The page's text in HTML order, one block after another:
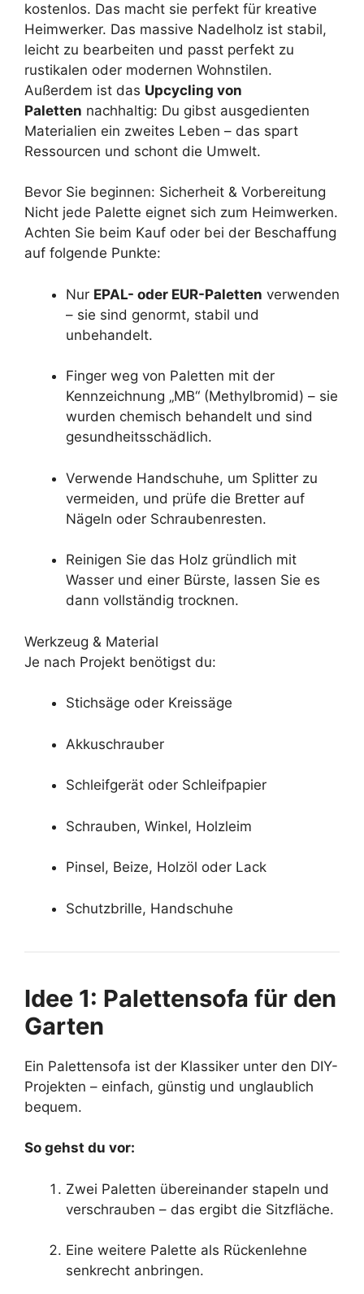
kostenlos. Das macht sie perfekt für kreative
Heimwerker. Das massive Nadelholz ist stabil,
leicht zu bearbeiten und passt perfekt zu
rustikalen oder modernen Wohnstilen.
Außerdem ist das Upcycling von
Paletten nachhaltig: Du gibst ausgedienten
Materialien ein zweites Leben – das spart
Ressourcen und schont die Umwelt.
Bevor Sie beginnen: Sicherheit & Vorbereitung
Nicht jede Palette eignet sich zum Heimwerken.
Achten Sie beim Kauf oder bei der Beschaffung
auf folgende Punkte:
Nur EPAL- oder EUR-Paletten verwenden
– sie sind genormt, stabil und
unbehandelt.
Finger weg von Paletten mit der
Kennzeichnung „MB“ (Methylbromid) – sie
wurden chemisch behandelt und sind
gesundheitsschädlich.
Verwende Handschuhe, um Splitter zu
vermeiden, und prüfe die Bretter auf
Nägeln oder Schraubenresten.
Reinigen Sie das Holz gründlich mit
Wasser und einer Bürste, lassen Sie es
dann vollständig trocknen.
Werkzeug & Material
Je nach Projekt benötigst du:
Stichsäge oder Kreissäge
Akkuschrauber
Schleifgerät oder Schleifpapier
Schrauben, Winkel, Holzleim
Pinsel, Beize, Holzöl oder Lack
Schutzbrille, Handschuhe
Idee 1: Palettensofa für den
Garten
Ein Palettensofa ist der Klassiker unter den DIY-
Projekten – einfach, günstig und unglaublich
bequem.
So gehst du vor:
Zwei Paletten übereinander stapeln und
verschrauben – das ergibt die Sitzfläche.
Eine weitere Palette als Rückenlehne
senkrecht anbringen.